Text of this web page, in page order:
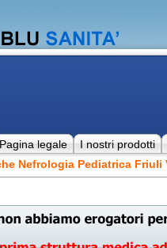
Pagina legale
I nostri prodotti
Nefrologia Pediatrica Friuli